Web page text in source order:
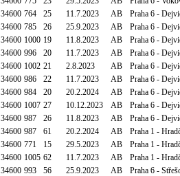
34600 764 25 11.7.2023 AB
Praha 6 -
34600 785 26 25.9.2023 AB
Praha 6 -
34600 1000 19 11.8.2023 AB
Praha 6 -
34600 996 20 11.7.2023 AB
Praha 6 -
34600 1002 21 2.8.2023 AB
Praha 6 -
34600 986 22 11.7.2023 AB
Praha 6 -
34600 984 20 20.2.2024 AB
Praha 6 -
34600 1007 27 10.12.2023 AB
Praha 6 -
34600 987 26 11.8.2023 AB
Praha 6 -
34600 987 61 20.2.2024 AB
Praha 1 -
34600 771 15 29.5.2023 AB
Praha 1 -
34600 1005 62 11.7.2023 AB
Praha 1 -
34600 993 56 25.9.2023 AB
Praha 6 -